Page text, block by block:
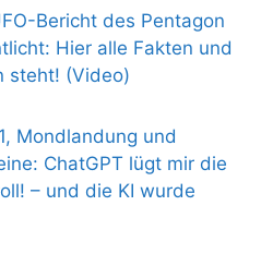
Bericht des Pentagon
Hier alle Fakten und
steht! (Video)
Mondlandung und
ChatGPT lügt mir die
– und die KI wurde